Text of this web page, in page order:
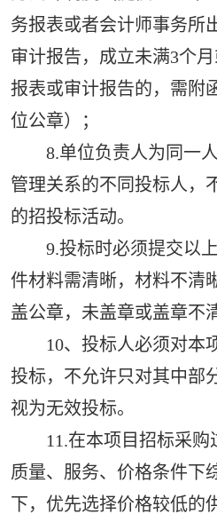
务报表或者会计师事务所
审计报告，成立未满3个
报表或审计报告的，需附
位公章）；
8.单位负责人为同一人
管理关系的不同投标人，
的招投标活动。
9.投标时必须提交以上
件材料需清晰，材料不清
盖公章，未盖章或盖章不
10、投标人必须对本
投标，不允许只对其中部
视为无效投标。
11.在本项目招标采购
质量、服务、价格条件下
下，优先选择价格较低的